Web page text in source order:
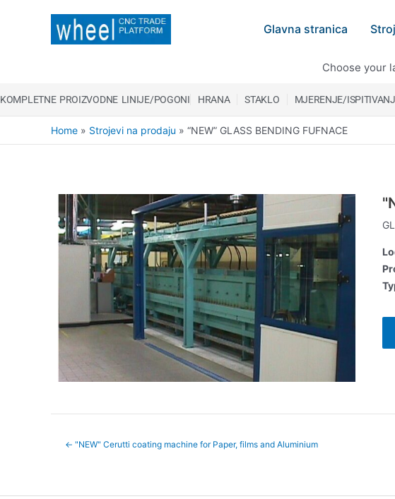
Glavna stranica
Choose your
KOMPLETNE PROIZVODNE LINIJE/POGONI HRANA STAKLO MJERENJE/
Home » Strojevi na prodaju » “NEW” GLASS BENDING FUFNACE
← "NEW" Cerutti coating machine for Paper, films and Aluminium